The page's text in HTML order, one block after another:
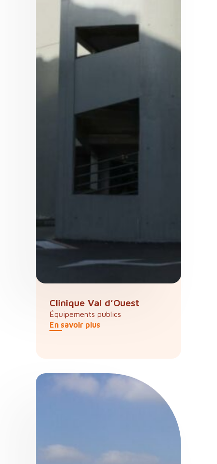
Clinique Val d’Ouest
Équipements publics
En savoir plus